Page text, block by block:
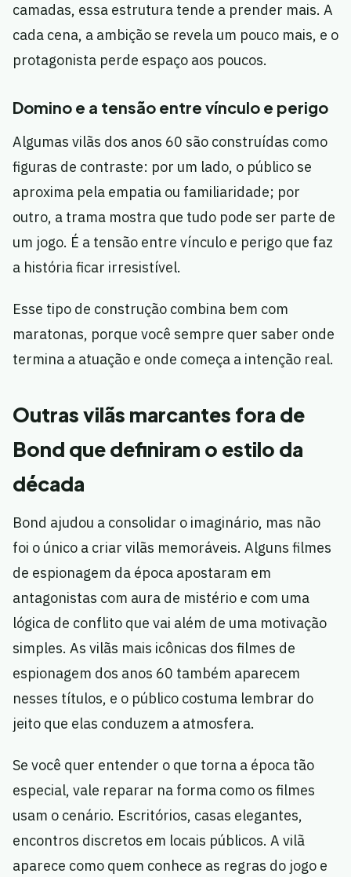
camadas, essa estrutura tende a prender mais. A
cada cena, a ambição se revela um pouco mais, e o
protagonista perde espaço aos poucos.
Domino e a tensão entre vínculo e perigo
Algumas vilãs dos anos 60 são construídas como
figuras de contraste: por um lado, o público se
aproxima pela empatia ou familiaridade; por
outro, a trama mostra que tudo pode ser parte de
um jogo. É a tensão entre vínculo e perigo que faz
a história ficar irresistível.
Esse tipo de construção combina bem com
maratonas, porque você sempre quer saber onde
termina a atuação e onde começa a intenção real.
Outras vilãs marcantes fora de
Bond que definiram o estilo da
década
Bond ajudou a consolidar o imaginário, mas não
foi o único a criar vilãs memoráveis. Alguns filmes
de espionagem da época apostaram em
antagonistas com aura de mistério e com uma
lógica de conflito que vai além de uma motivação
simples. As vilãs mais icônicas dos filmes de
espionagem dos anos 60 também aparecem
nesses títulos, e o público costuma lembrar do
jeito que elas conduzem a atmosfera.
Se você quer entender o que torna a época tão
especial, vale reparar na forma como os filmes
usam o cenário. Escritórios, casas elegantes,
encontros discretos em locais públicos. A vilã
aparece como quem conhece as regras do jogo e